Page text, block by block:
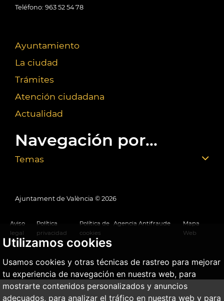
Utilizamos cookies
Usamos cookies y otras técnicas de rastreo para mejorar
tu experiencia de navegación en nuestra web, para
mostrarte contenidos personalizados y anuncios
adecuados, para analizar el tráfico en nuestra web y para
Teléfono: 963 52 54 78
Ayuntamiento
La ciudad
Trámites
Atención ciudadana
Actualidad
Navegación por...
Temas
Ajuntament de València © 2026
Aviso
legal
Política
privacidad
Política de
cookies
Agencia Antifraude
Mapa
Web